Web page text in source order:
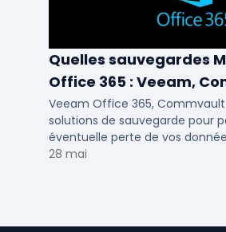
Quelles sauvegardes
Office 365 : Veeam,
Netapp
Veeam Office 365, Commvault
solutions de sauvegarde pour
éventuelle perte de vos
Voici notre ...
28 mai